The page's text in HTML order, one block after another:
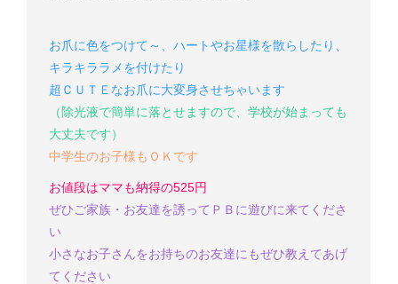
お爪に色をつけて～、ハートやお星様を散らしたり、
キラキララメを付けたり
超ＣＵＴＥなお爪に大変身させちゃいます
（除光液で簡単に落とせますので、学校が始まっても
大丈夫です）
中学生のお子様もＯＫです
お値段はママも納得の525円
ぜひご家族・お友達を誘ってＰＢに遊びに来てくださ
い
小さなお子さんをお持ちのお友達にもぜひ教えてあげ
てください